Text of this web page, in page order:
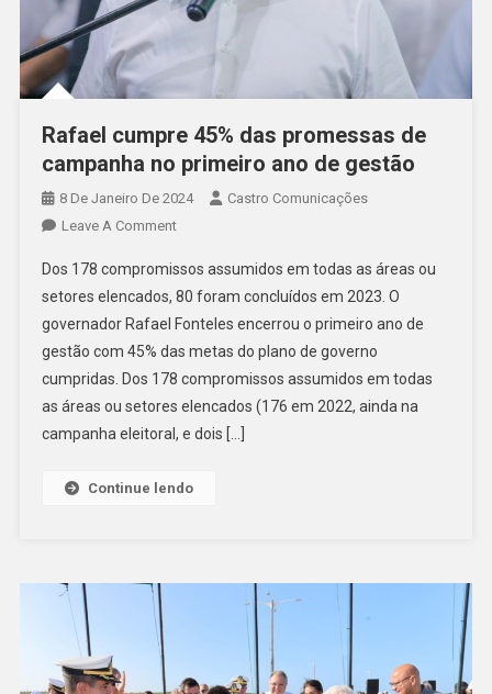
Rafael cumpre 45% das promessas de
campanha no primeiro ano de gestão
8 De Janeiro De 2024
Castro Comunicações
Leave A Comment
Dos 178 compromissos assumidos em todas as áreas ou
setores elencados, 80 foram concluídos em 2023. O
governador Rafael Fonteles encerrou o primeiro ano de
gestão com 45% das metas do plano de governo
cumpridas. Dos 178 compromissos assumidos em todas
as áreas ou setores elencados (176 em 2022, ainda na
campanha eleitoral, e dois […]
Continue lendo